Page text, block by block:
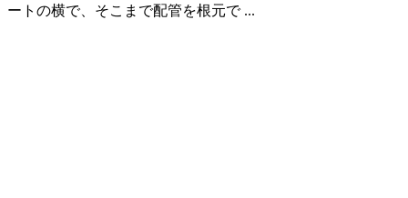
ートの横で、そこまで配管を根元で ...